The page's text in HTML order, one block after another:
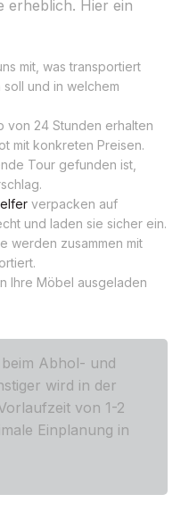
erheblich. Hier ein
mit, was transportiert
und in welchem
von 24 Stunden erhalten
mit konkreten Preisen.
Tour gefunden ist,
verpacken auf
und laden sie sicher ein.
werden zusammen mit
Ihre Möbel ausgeladen
Abhol- und
wird in der
von 1-2
Einplanung in